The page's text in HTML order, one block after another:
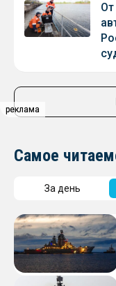
реклама
реклама
Самое
За день